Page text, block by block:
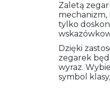
Zaletą
mechanizm,
tylko
Dzięki
zegarek
wyraz.
symbol